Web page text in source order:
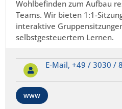
Wohlbefinden zum Aufbau
Teams. Wir bieten 1:1-
interaktive
selbstgesteuertem Lernen.
E-Mail, +49 / 3030 /
www